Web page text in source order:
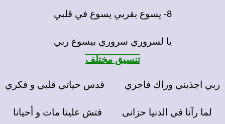
8- يسوع بقربي يسوع في قلبي
يا لسروري سروري بيسوع ربي
تنسيق مختلف
ربي اجذبني وراك فاجري قدس حياتي قلبي و فكري
لما رآنا في الدنيا حزانى فتش علينا مات و أحيانا